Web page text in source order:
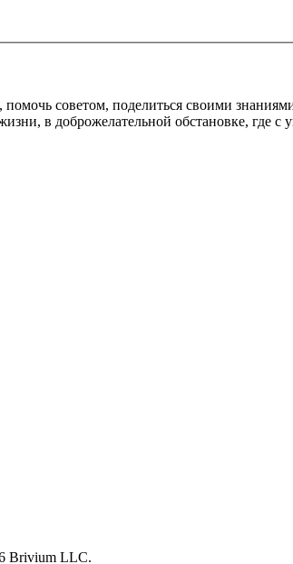
советом, поделиться своими
в доброжелательной обстановке, где
Brivium LLC.